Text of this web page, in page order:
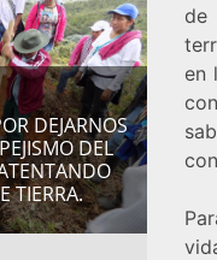
DEJARNOS
DEL
TIERRA.
de
en